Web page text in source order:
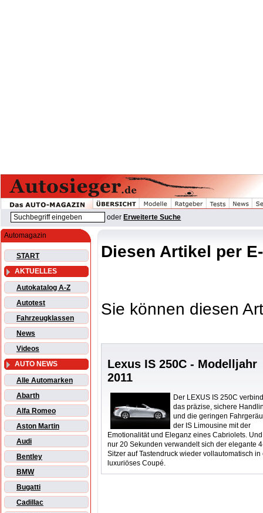
oder Erweiterte Suche
Automagazin
START
AKTUELLES
Autokatalog A-Z
Autotest
Fahrzeugklassen
News
Videos
AUTO NEWS
Alle Automarken
Abarth
Alfa Romeo
Aston Martin
Audi
Bentley
BMW
Bugatti
Cadillac
Diesen Artikel per
Sie können diesen
Lexus IS 250C - Modelljahr
2011
Der LEXUS IS 250C
das präzise, sichere
und die geringen
der IS Limousine mit der
Emotionalität und Eleganz eines Cabriolets.
nur 20 Sekunden verwandelt sich der elegante
Sitzer auf Tastendruck wieder vollautomatisch in
luxuriöses Coupé.